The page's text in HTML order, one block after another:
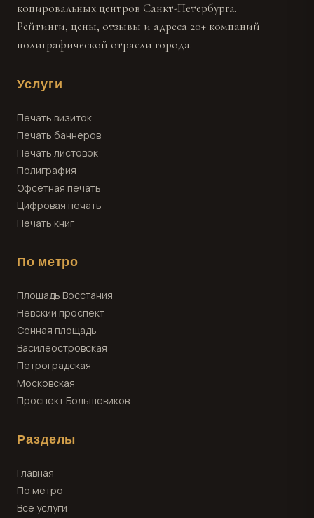
копировальных центров Санкт-Петербурга.
Рейтинги, цены, отзывы и адреса 20+ компаний
полиграфической отрасли города.
Услуги
Печать визиток
Печать баннеров
Печать листовок
Полиграфия
Офсетная печать
Цифровая печать
Печать книг
По метро
Площадь Восстания
Невский проспект
Сенная площадь
Василеостровская
Петроградская
Московская
Проспект Большевиков
Разделы
Главная
По метро
Все услуги